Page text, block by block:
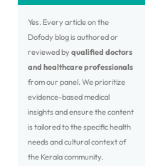
Yes. Every article on the
Dofody blog is authored or
reviewed by qualified doctors
and healthcare professionals
from our panel. We prioritize
evidence-based medical
insights and ensure the content
is tailored to the specific health
needs and cultural context of
the Kerala community.